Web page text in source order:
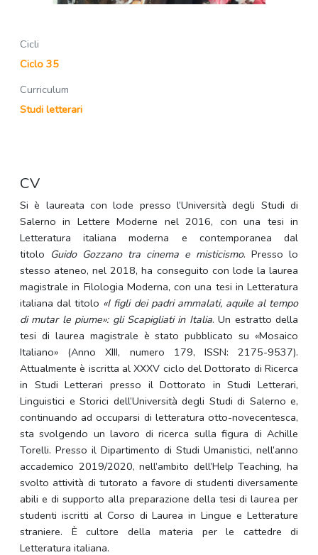
Cicli
Ciclo 35
Curriculum
Studi letterari
CV
Si è laureata con lode presso l’Università degli Studi di
Salerno in Lettere Moderne nel 2016, con una tesi in
Letteratura italiana moderna e contemporanea dal
titolo Guido Gozzano tra cinema e misticismo. Presso lo
stesso ateneo, nel 2018, ha conseguito con lode la laurea
magistrale in Filologia Moderna, con una tesi in Letteratura
italiana dal titolo «I figli dei padri ammalati, aquile al tempo
di mutar le piume»: gli Scapigliati in Italia. Un estratto della
tesi di laurea magistrale è stato pubblicato su «Mosaico
Italiano» (Anno XIII, numero 179, ISSN: 2175-9537).
Attualmente è iscritta al XXXV ciclo del Dottorato di Ricerca
in Studi Letterari presso il Dottorato in Studi Letterari,
Linguistici e Storici dell’Università degli Studi di Salerno e,
continuando ad occuparsi di letteratura otto-novecentesca,
sta svolgendo un lavoro di ricerca sulla figura di Achille
Torelli. Presso il Dipartimento di Studi Umanistici, nell’anno
accademico 2019/2020, nell’ambito dell’Help Teaching, ha
svolto attività di tutorato a favore di studenti diversamente
abili e di supporto alla preparazione della tesi di laurea per
studenti iscritti al Corso di Laurea in Lingue e Letterature
straniere. È cultore della materia per le cattedre di
Letteratura italiana.